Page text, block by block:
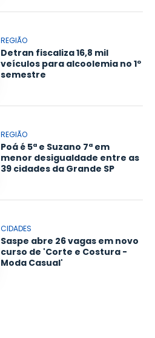
REGIÃO
Detran fiscaliza 16,8 mil
veículos para alcoolemia no 1º
semestre
REGIÃO
Poá é 5ª e Suzano 7ª em
menor desigualdade entre as
39 cidades da Grande SP
CIDADES
Saspe abre 26 vagas em novo
curso de 'Corte e Costura -
Moda Casual'